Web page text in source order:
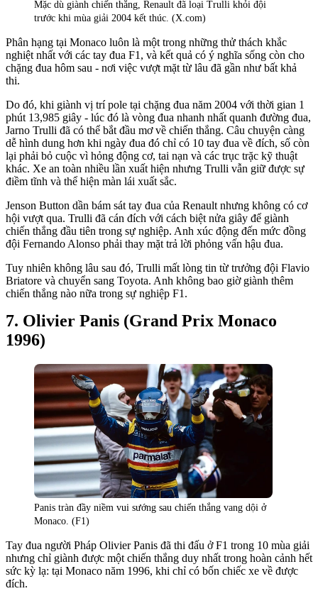
Mặc dù giành chiến thắng, Renault đã loại Trulli khỏi đội
trước khi mùa giải 2004 kết thúc. (X.com)
Phân hạng tại Monaco luôn là một trong những thử thách khắc
nghiệt nhất với các tay đua F1, và kết quả có ý nghĩa sống còn cho
chặng đua hôm sau - nơi việc vượt mặt từ lâu đã gần như bất khả
thi.
Do đó, khi giành vị trí pole tại chặng đua năm 2004 với thời gian 1
phút 13,985 giây - lúc đó là vòng đua nhanh nhất quanh đường đua,
Jarno Trulli đã có thể bắt đầu mơ về chiến thắng. Câu chuyện càng
dễ hình dung hơn khi ngày đua đó chỉ có 10 tay đua về đích, số còn
lại phải bỏ cuộc vì hỏng động cơ, tai nạn và các trục trặc kỹ thuật
khác. Xe an toàn nhiều lần xuất hiện nhưng Trulli vẫn giữ được sự
điềm tĩnh và thể hiện màn lái xuất sắc.
Jenson Button dần bám sát tay đua của Renault nhưng không có cơ
hội vượt qua. Trulli đã cán đích với cách biệt nửa giây để giành
chiến thắng đầu tiên trong sự nghiệp. Anh xúc động đến mức đồng
đội Fernando Alonso phải thay mặt trả lời phỏng vấn hậu đua.
Tuy nhiên không lâu sau đó, Trulli mất lòng tin từ trưởng đội Flavio
Briatore và chuyển sang Toyota. Anh không bao giờ giành thêm
chiến thắng nào nữa trong sự nghiệp F1.
Olivier Panis (Grand Prix Monaco
1996)
Panis tràn đầy niềm vui sướng sau chiến thắng vang dội ở
Monaco. (F1)
Tay đua người Pháp Olivier Panis đã thi đấu ở F1 trong 10 mùa giải
nhưng chỉ giành được một chiến thắng duy nhất trong hoàn cảnh hết
sức kỳ lạ: tại Monaco năm 1996, khi chỉ có bốn chiếc xe về được
đích.